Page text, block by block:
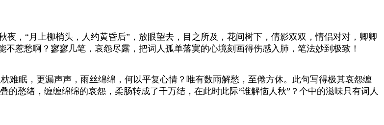
，“月上柳梢头，人约黄昏后”，放眼望去，目之所及，花间树下，倩影双双，情侣对对，卿卿
惹愁啊？寥寥几笔，哀怨尽露，把词人孤单落寞的心境刻画得伤感入肺，笔法妙到极致！
眠，更漏声声，雨丝绵绵，何以平复心情？唯有数雨解愁，至倦方休。此句写得极其哀怨缠
愁绪，缠缠绵绵的哀怨，柔肠转成了千万结，在此时此际“谁解恼人秋”？个中的滋味只有词人